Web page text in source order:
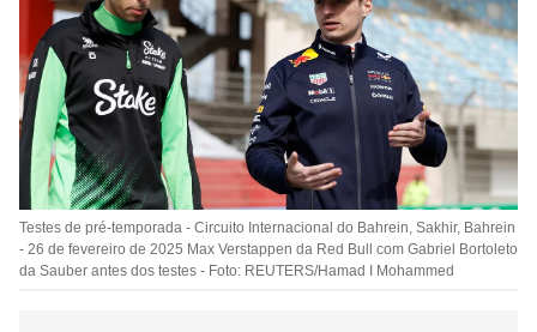
Testes de pré-temporada - Circuito Internacional do Bahrein, Sakhir, Bahrein
- 26 de fevereiro de 2025 Max Verstappen da Red Bull com Gabriel Bortoleto
da Sauber antes dos testes - Foto: REUTERS/Hamad I Mohammed